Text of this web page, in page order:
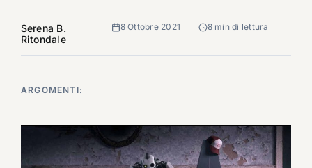
Serena B.
Ritondale
8 Ottobre 2021 8 min di lettura
ARGOMENTI: